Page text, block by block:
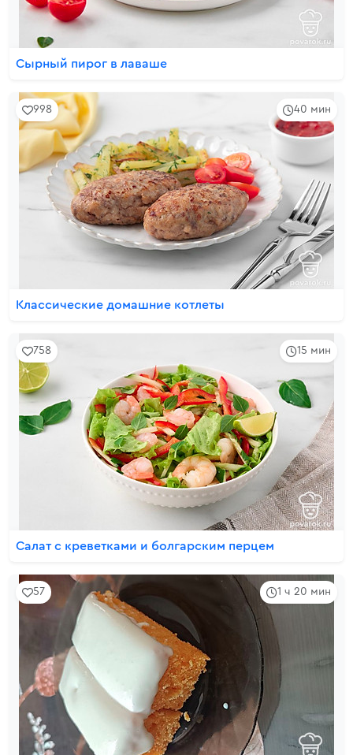
Сырный пирог в лаваше
40 мин
998
Классические домашние котлеты
15 мин
758
Салат с креветками и болгарским перцем
1 ч 20 мин
57